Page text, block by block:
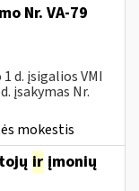
Nr. VA-79
1 d. įsigalios VMI
d. įsakymas Nr.
mokestis
ir įmonių